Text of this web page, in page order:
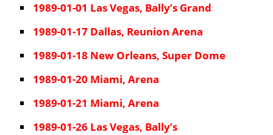
1989-01-01 Las Vegas, Bally’s Grand
1989-01-17 Dallas, Reunion Arena
1989-01-18 New Orleans, Super Dome
1989-01-20 Miami, Arena
1989-01-21 Miami, Arena
1989-01-26 Las Vegas, Bally’s